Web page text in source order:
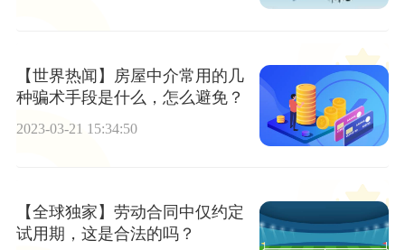
【世界热闻】房屋中介常用的几
种骗术手段是什么，怎么避免？
2023-03-21 15:34:50
【全球独家】劳动合同中仅约定
试用期，这是合法的吗？